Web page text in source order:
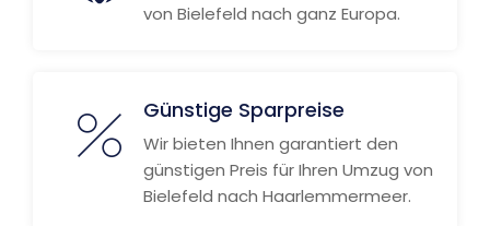
von Bielefeld nach ganz Europa.
Günstige Sparpreise
Wir bieten Ihnen garantiert den
günstigen Preis für Ihren Umzug von
Bielefeld nach Haarlemmermeer.